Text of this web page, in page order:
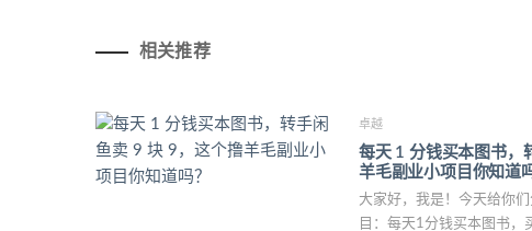
相关推荐
卓越
每天 1 分钱买本图书，
羊毛副业小项目你知道
大家好，我是！今天给你
目：每天1分钱买本图书，